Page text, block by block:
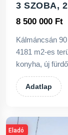
3 SZOBA,
8 500 000 Ft
Kálmáncsán
4181 m2-es
konyha, új
Adatlap
Eladó